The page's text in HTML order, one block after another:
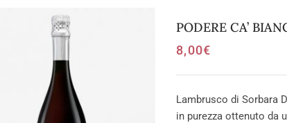
PODERE CA’
8,00€
Lambrusco di Sorbara
in purezza ottenuto da